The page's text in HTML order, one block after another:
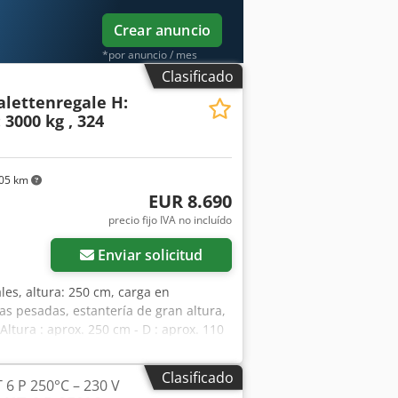
y de salida – Multisierra
EUR Precio neto calculado al tipo
de cambio, el precio puede
Crear anuncio
*por anuncio / mes
Clasificado
km
H:
kg , 324
EUR 8.690
precio fijo IVA no incluído
Enviar solicitud
altura: 250 cm, carga en
pesadas, estantería de gran altura,
: aprox. 250 cm - D : aprox. 110
- Montantes galvanizados -
/ PR25 - fabricados en Europa y
precio. La estantería se compone
Clasificado
P 250°C – 230 V